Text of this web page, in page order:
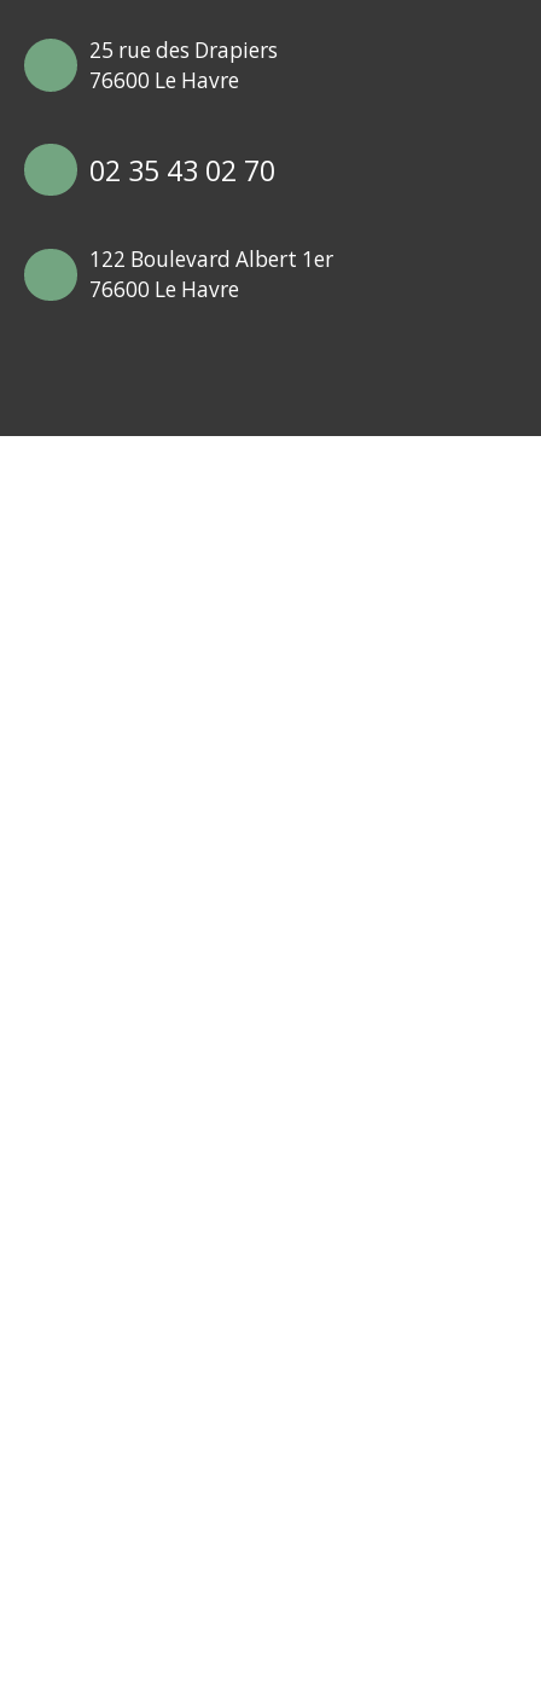
25 rue des Drapiers
76600 Le Havre
02 35 43 02 70
122 Boulevard Albert 1er
76600 Le Havre